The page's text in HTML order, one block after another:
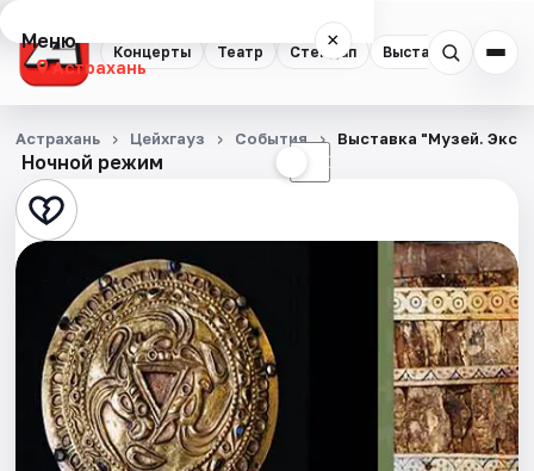
Концерты Театр Стендап Выставки
Меню ×
Астрахань
Концерты
Театр
Стендап
Выставки
Квесты
Экскурсии
Спорт
Ночной режим ☾
Астрахань Цейхгауз События Выставка "Музей.